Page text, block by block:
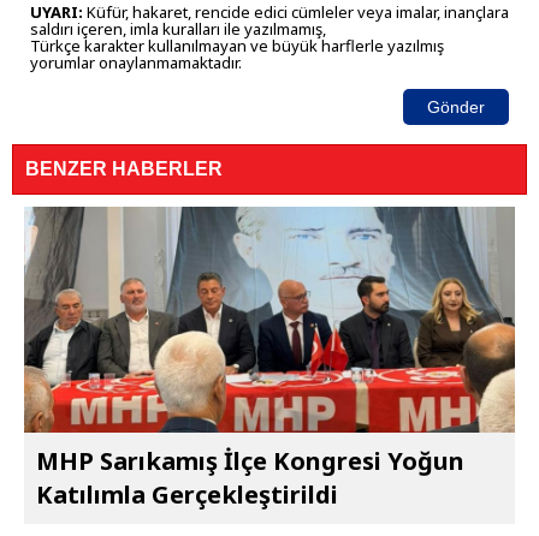
UYARI: Küfür, hakaret, rencide edici cümleler veya imalar, inançlara
saldırı içeren, imla kuralları ile yazılmamış,
Türkçe karakter kullanılmayan ve büyük harflerle yazılmış
yorumlar onaylanmamaktadır.
Gönder
BENZER HABERLER
MHP Sarıkamış İlçe Kongresi Yoğun
Katılımla Gerçekleştirildi